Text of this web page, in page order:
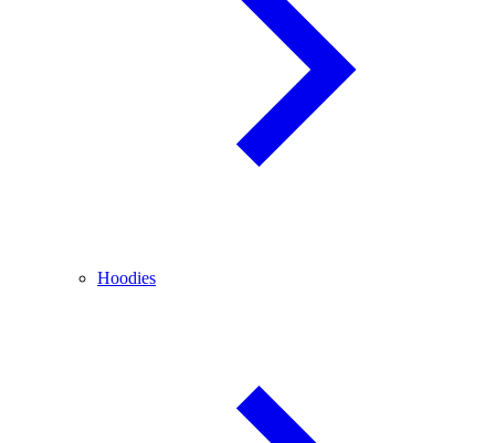
Hoodies